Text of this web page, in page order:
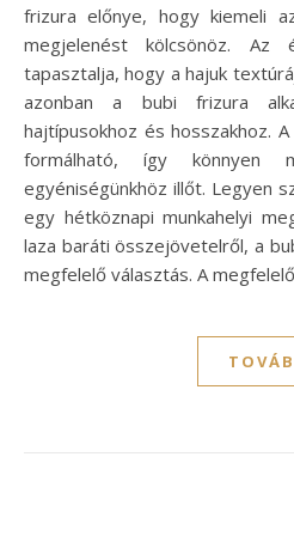
frizura előnye, hogy kiemeli
megjelenést kölcsönöz. Az
tapasztalja, hogy a hajuk
azonban a bubi frizura
hajtípusokhoz és hosszakhoz.
formálható, így könnyen
egyéniségünkhöz illőt. Legyen
egy hétköznapi munkahelyi
laza baráti összejövetelről, a
megfelelő választás. A